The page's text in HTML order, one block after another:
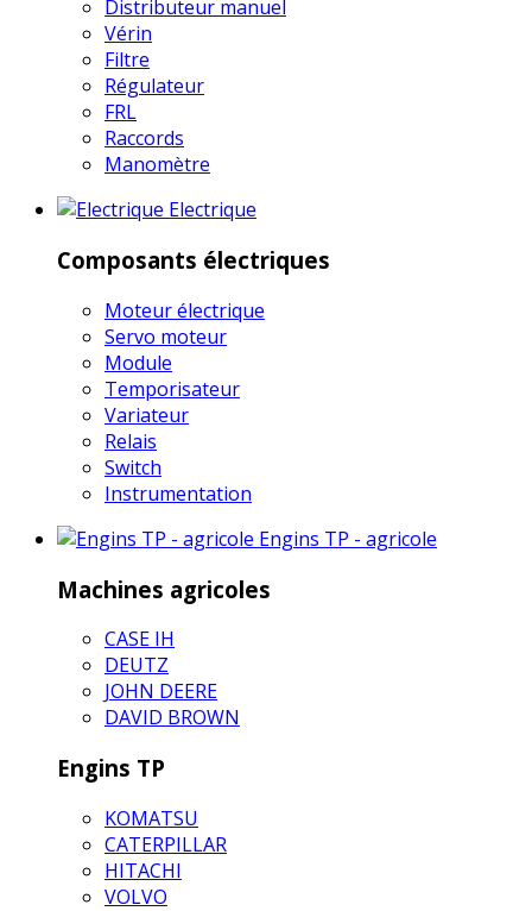
Distributeur manuel
Vérin
Filtre
Régulateur
FRL
Raccords
Manomètre
Electrique
Composants électriques
Moteur électrique
Servo moteur
Module
Temporisateur
Variateur
Relais
Switch
Instrumentation
Engins TP - agricole
Machines agricoles
CASE IH
DEUTZ
JOHN DEERE
DAVID BROWN
Engins TP
KOMATSU
CATERPILLAR
HITACHI
VOLVO